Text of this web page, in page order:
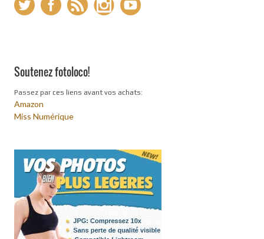
Soutenez fotoloco!
Passez par ces liens avant vos achats:
Amazon
Miss Numérique